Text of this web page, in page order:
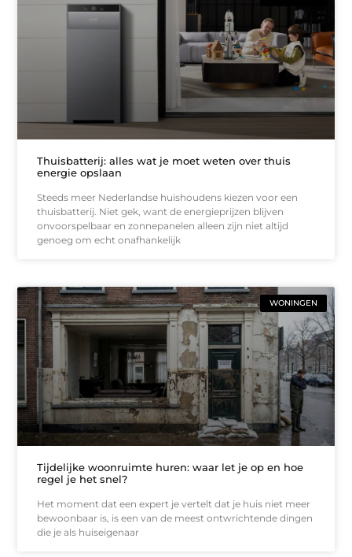
Thuisbatterij: alles wat je moet weten over thuis
energie opslaan
Steeds meer Nederlandse huishoudens kiezen voor een
thuisbatterij. Niet gek, want de energieprijzen blijven
onvoorspelbaar en zonnepanelen alleen zijn niet altijd
genoeg om echt onafhankelijk
WONINGEN
Tijdelijke woonruimte huren: waar let je op en hoe
regel je het snel?
Het moment dat een expert je vertelt dat je huis niet meer
bewoonbaar is, is een van de meest ontwrichtende dingen
die je als huiseigenaar